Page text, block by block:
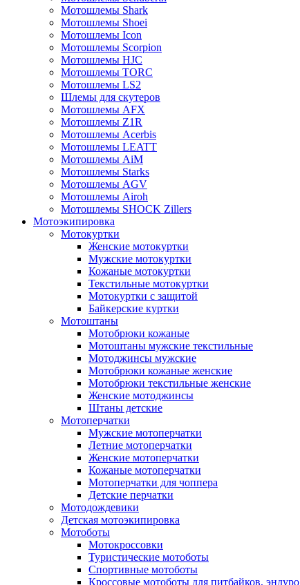
Мотошлемы Shark
Мотошлемы Shoei
Мотошлемы Icon
Мотошлемы Scorpion
Мотошлемы HJC
Мотошлемы TORC
Мотошлемы LS2
Шлемы для скутеров
Мотошлемы AFX
Мотошлемы Z1R
Мотошлемы Acerbis
Мотошлемы LEATT
Мотошлемы AiM
Мотошлемы Starks
Мотошлемы AGV
Мотошлемы Airoh
Мотошлемы SHOCK Zillers
Мотоэкипировка
Мотокуртки
Женские мотокуртки
Мужские мотокуртки
Кожаные мотокуртки
Текстильные мотокуртки
Мотокуртки с защитой
Байкерские куртки
Мотоштаны
Мотобрюки кожаные
Мотоштаны мужские текстильные
Мотоджинсы мужские
Мотобрюки кожаные женские
Мотобрюки текстильные женские
Женские мотоджинсы
Штаны детские
Мотоперчатки
Мужские мотоперчатки
Летние мотоперчатки
Женские мотоперчатки
Кожаные мотоперчатки
Мотоперчатки для чоппера
Детские перчатки
Мотодождевики
Детская мотоэкипировка
Мотоботы
Мотокроссовки
Туристические мотоботы
Спортивные мотоботы
Кроссовые мотоботы для питбайков, эндуро